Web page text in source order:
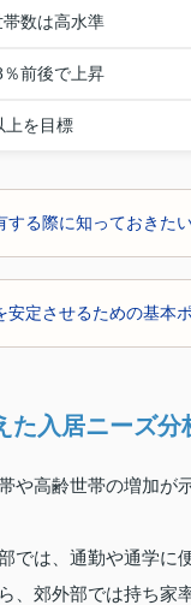
帯数は高水準
前後で上昇
上を目標
する際に知っておきた
安定させるための基本
た入居ニーズ分
や高齢世帯の増加
では、通勤や通学に
、郊外部では持ち